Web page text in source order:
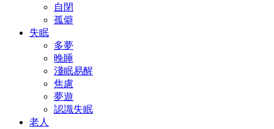
自閉
孤僻
失眠
多夢
晚睡
淺眠易醒
焦慮
夢遊
認識失眠
老人